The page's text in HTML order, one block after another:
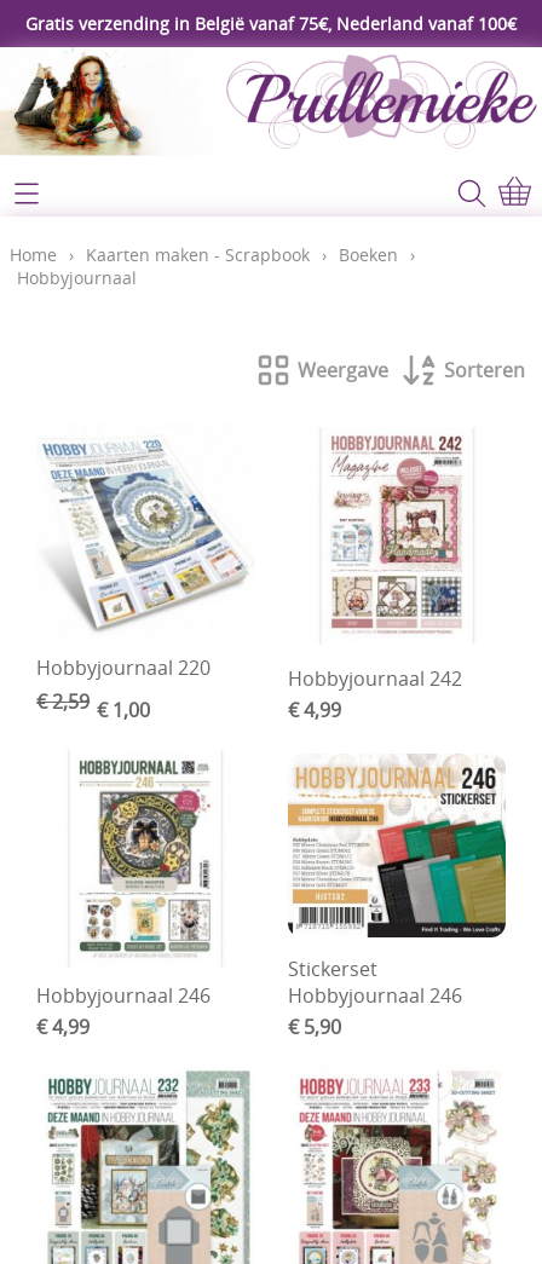
Gratis verzending in België vanaf 75€, Nederland vanaf 100€
Webshop
Koopjeshoek
****Nieuw****
Lijm - Tape - Magneten
Papier - karton - enveloppen
Kaarten maken - Scrapbook
Boetseren - Modelleren
Verf en Co°
Bullet Journalling
Haken - Vilt
Bloemen uit crêpepapier of chenille
Kleuren - verf - Mediums
Kleurboeken en Handboeken
Cadeaubon
DIY Kits
Merken
Voor de kids
Home
Blog
Home › Kaarten maken - Scrapbook › Boeken
›
Hobbyjournaal
Weergave Sorteren
Hobbyjournaal 220
€ 2,59 € 1,00
Hobbyjournaal 242
€ 4,99
Hobbyjournaal 246
€ 4,99
Stickerset
Hobbyjournaal 246
€ 5,90